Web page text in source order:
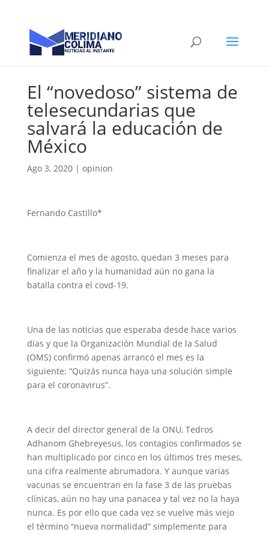
El “novedoso” sistema de
telesecundarias que
salvará la educación de
México
Ago 3, 2020| opinion
Fernando Castillo*
Comienza el mes de agosto, quedan 3 meses para
finalizar el año y la humanidad aún no gana la
batalla contra el covd-19.
Una de las noticias que esperaba desde hace varios
días y que la Organización Mundial de la Salud
(OMS) confirmó apenas arrancó el mes es la
siguiente: “Quizás nunca haya una solución simple
para el coronavirus”.
A decir del director general de la ONU, Tedros
Adhanom Ghebreyesus, los contagios confirmados se
han multiplicado por cinco en los últimos tres meses,
una cifra realmente abrumadora. Y aunque varias
vacunas se encuentran en la fase 3 de las pruebas
clínicas, aún no hay una panacea y tal vez no la haya
nunca. Es por ello que cada vez se vuelve más viejo
el término “nueva normalidad” simplemente para